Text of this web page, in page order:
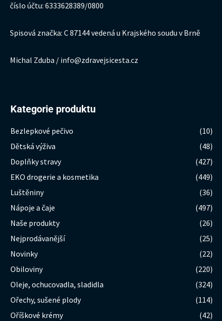
číslo účtu: 6333628389/0800
Spisová značka: C 87144 vedená u Krajského soudu v Brně
Michal Zduba / info@zdravejsicesta.cz
Kategorie produktu
Bezlepkové pečivo
(10)
Dětská výživa
(48)
Doplňky stravy
(427)
EKO drogerie a kosmetika
(449)
Luštěniny
(36)
Nápoje a čaje
(497)
Naše produkty
(26)
Nejprodávanější
(25)
Novinky
(22)
Obiloviny
(220)
Oleje, ochucovadla, sladidla
(324)
Ořechy, sušené plody
(114)
Oříškové krémy
(42)